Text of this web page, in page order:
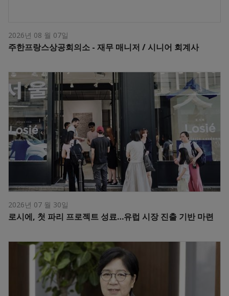
2026년 08 월 07일
주한프랑스상공회의소 - 재무 매니저 / 시니어 회계사
2026년 07 월 30일
로시에, 첫 파리 프로젝트 성료…유럽 시장 진출 기반 마련